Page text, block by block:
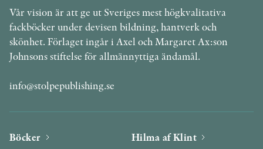
Vår vision är att ge ut Sveriges mest högkvalitativa
fackböcker under devisen bildning, hantverk och
skönhet. Förlaget ingår i Axel och Margaret Ax:son
Johnsons stiftelse för allmännyttiga ändamål.
info@stolpepublishing.se
Böcker Hilma af Klint